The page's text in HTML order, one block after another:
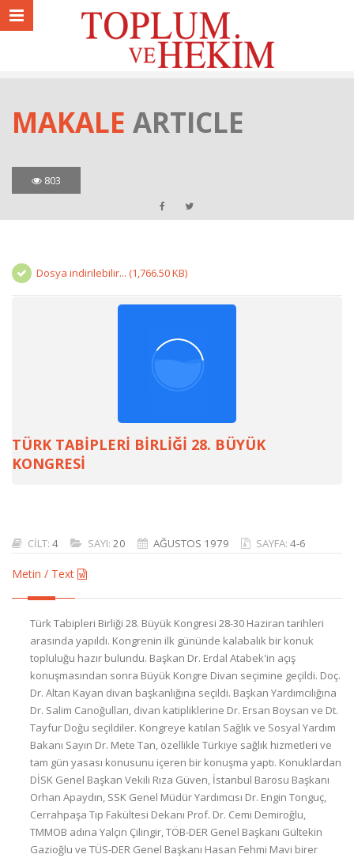
MAKALE ARTICLE
803
Dosya indirilebilir... (1,766.50 KB)
TÜRK TABİPLERİ BİRLİĞİ 28. BÜYÜK
KONGRESİ
CİLT: 4 SAYI: 20 AĞUSTOS 1979 SAYFA: 4-6
Metin / Text
Türk Tabipleri Birliği 28. Büyük Kongresi 28-30 Haziran tarihleri
arasında yapıldı. Kongrenin ilk gününde kalabalık bir konuk
topluluğu hazır bulundu. Başkan Dr. Erdal Atabek'in açış
konuşmasından sonra Büyük Kongre Divan seçimine geçildi. Doç.
Dr. Altan Kayan divan başkanlığına seçildi. Başkan Yardımcılığına
Dr. Salim Canoğulları, divan katipliklerine Dr. Ersan Boysan ve Dt.
Tayfur Doğu seçildiler. Kongreye katılan Sağlık ve Sosyal Yardım
Bakanı Sayın Dr. Mete Tan, özellikle Türkiye sağlık hizmetleri ve
tam gün yasası konusunu içeren bir konuşma yaptı. Konuklardan
DİSK Genel Başkan Vekili Rıza Güven, İstanbul Barosu Başkanı
Orhan Apaydın, SSK Genel Müdür Yardımcısı Dr. Engin Tonguç,
Cerrahpaşa Tıp Fakültesi Dekanı Prof. Dr. Cemi Demiroğlu,
TMMOB adına Yalçın Çilingir, TÖB-DER Genel Başkanı Gültekin
Gazioğlu ve TÜS-DER Genel Başkanı Hasan Fehmi Mavi birer